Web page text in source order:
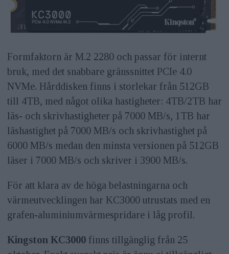
Formfaktorn är M.2 2280 och passar för internt
bruk, med det snabbare gränssnittet PCIe 4.0
NVMe. Hårddisken finns i storlekar från 512GB
till 4TB, med något olika hastigheter: 4TB/2TB har
läs- och skrivhastigheter på 7000 MB/s, 1TB har
läshastighet på 7000 MB/s och skrivhastighet på
6000 MB/s medan den minsta versionen på 512GB
läser i 7000 MB/s och skriver i 3900 MB/s.
För att klara av de höga belastningarna och
värmeutvecklingen har KC3000 utrustats med en
grafen-aluminiumvärmespridare i låg profil.
Kingston KC3000finns tillgänglig från 25